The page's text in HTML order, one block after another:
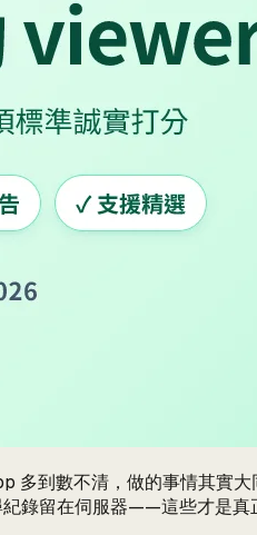
多到數不清，做的事情其實
錄留在伺服器——這些才是真